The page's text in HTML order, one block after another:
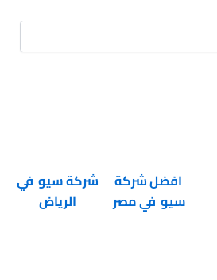
افضل شركة
سيو في مصر
شركة سيو في
الرياض